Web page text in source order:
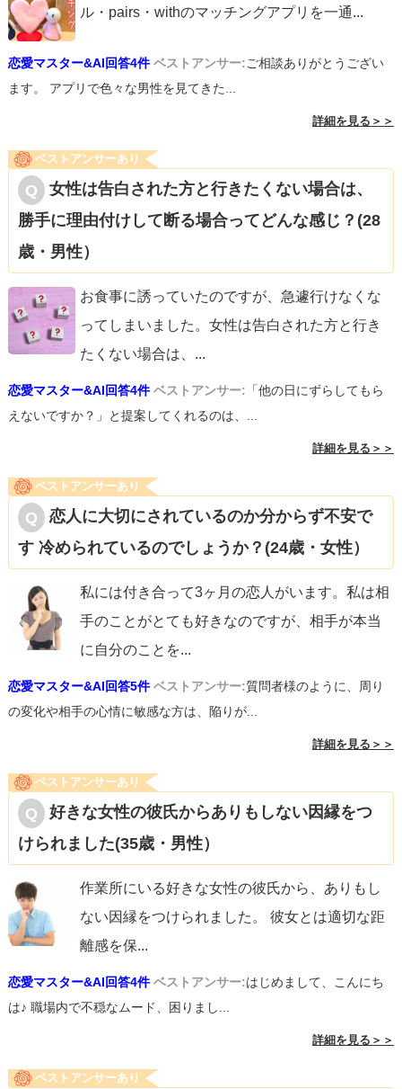
ル・pairs・withのマッチングアプリを一通...
恋愛マスター&AI回答4件 ベストアンサー:ご相談ありがとうござい
ます。 アプリで色々な男性を見てきた...
詳細を見る＞＞
ベストアンサーあり
女性は告白された方と行きたくない場合は、
勝手に理由付けして断る場合ってどんな感じ？(28
歳・男性）
お食事に誘っていたのですが、急遽行けなくな
ってしまいました。女性は告白された方と行き
たくない場合は、 ...
恋愛マスター&AI回答4件 ベストアンサー: 「他の日にずらしてもら
えないですか？」と提案してくれるのは、...
詳細を見る＞＞
ベストアンサーあり
恋人に大切にされているのか分からず不安で
す 冷められているのでしょうか？(24歳・女性）
私には付き合って3ヶ月の恋人がいます。私は相
手のことがとても好きなのですが、相手が本当
に自分のことを...
恋愛マスター&AI回答5件 ベストアンサー:質問者様のように、周り
の変化や相手の心情に敏感な方は、陥りが...
詳細を見る＞＞
ベストアンサーあり
好きな女性の彼氏からありもしない因縁をつ
けられました(35歳・男性）
作業所にいる好きな女性の彼氏から、ありもし
ない因縁をつけられました。 彼女とは適切な距
離感を保...
恋愛マスター&AI回答4件 ベストアンサー:はじめまして、こんにち
は♪ 職場内で不穏なムード、困りまし...
詳細を見る＞＞
ベストアンサーあり